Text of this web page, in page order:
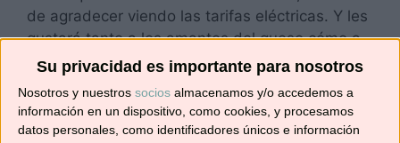
Su privacidad es importante para nosotros
Nosotros y nuestros socios almacenamos y/o accedemos a
información en un dispositivo, como cookies, y procesamos
datos personales, como identificadores únicos e información
de agradecer viendo las tarifas eléctricas. Y les
gustará tanto a los amantes del queso cómo a
los del …Leer más
Categorías
Recetas de postres y dulces
Etiquetas